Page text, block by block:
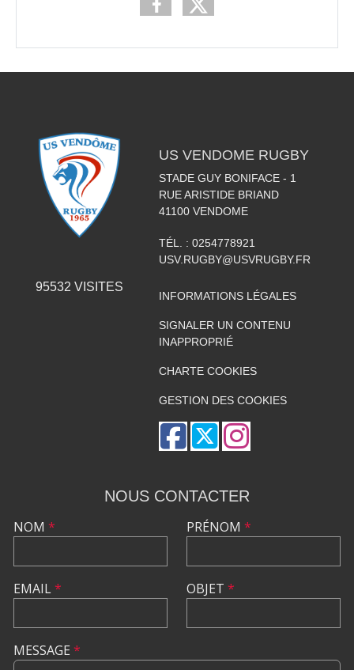
95532 VISITES
US VENDOME RUGBY
STADE GUY BONIFACE - 1
RUE ARISTIDE BRIAND
41100 VENDOME
TÉL. : 0254778921
USV.RUGBY@USVRUGBY.FR
INFORMATIONS LÉGALES
SIGNALER UN CONTENU
INAPPROPRIÉ
CHARTE COOKIES
GESTION DES COOKIES
NOUS CONTACTER
NOM *
EMAIL*
PRÉNOM *
OBJET *
MESSAGE *